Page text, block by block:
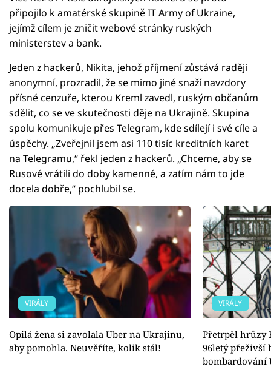
připojilo k amatérské skupině IT Army of Ukraine,
jejímž cílem je zničit webové stránky ruských
ministerstev a bank.
Jeden z hackerů, Nikita, jehož příjmení zůstává raději
anonymní, prozradil, že se mimo jiné snaží navzdory
přísné cenzuře, kterou Kreml zavedl, ruským občanům
sdělit, co se ve skutečnosti děje na Ukrajině. Skupina
spolu komunikuje přes Telegram, kde sdílejí i své cíle a
úspěchy. „Zveřejnil jsem asi 110 tisíc kreditních karet
na Telegramu,“ řekl jeden z hackerů. „Chceme, aby se
Rusové vrátili do doby kamenné, a zatím nám to jde
docela dobře,“ pochlubil se.
VIRÁLY
Opilá žena si zavolala Uber na Ukrajinu,
aby pomohla. Neuvěříte, kolik stál!
VIRÁLY
Přetrpěl hrůzy
96letý přeživší
bombardování